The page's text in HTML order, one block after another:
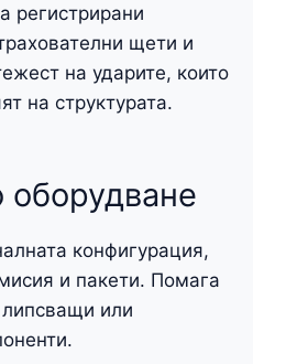
регистрирани
щети и
на ударите, които
на структурата.
конфигурация,
и пакети. Помага
липсващи или